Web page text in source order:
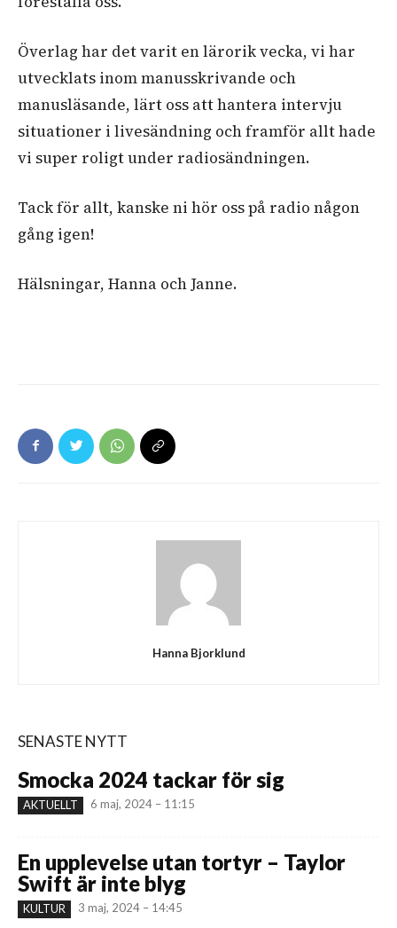
Överlag har det varit en lärorik vecka, vi har
utvecklats inom manusskrivande och
manusläsande, lärt oss att hantera intervju
situationer i livesändning och framför allt hade
vi super roligt under radiosändningen.
Tack för allt, kanske ni hör oss på radio någon
gång igen!
Hälsningar, Hanna och Janne.
Hanna Bjorklund
SENASTE NYTT
Smocka 2024 tackar för sig
AKTUELLT 6 maj, 2024 – 11:15
En upplevelse utan tortyr – Taylor
Swift är inte blyg
KULTUR 3 maj, 2024 – 14:45